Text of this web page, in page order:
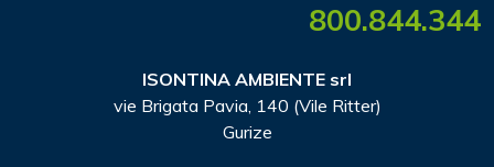
800.844.344
ISONTINA AMBIENTE srl
vie Brigata Pavia, 140 (Vile Ritter)
Gurize